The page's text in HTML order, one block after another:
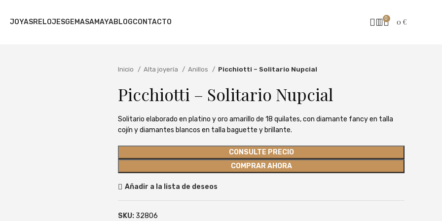
JOYASRELOJESGEMASAMAYABLOGCONTACTO 0 0 €
Inicio
Alta joyería Anillos Picchiotti – Solitario Nupcial
Picchiotti – Solitario Nupcial
Solitario elaborado en platino y oro amarillo de 18 quilates, con diamante fancy en talla
cojín y diamantes blancos en talla baguette y brillante.
CONSULTE PRECIO
COMPRAR AHORA
Añadir a la lista de deseos
SKU: 32806